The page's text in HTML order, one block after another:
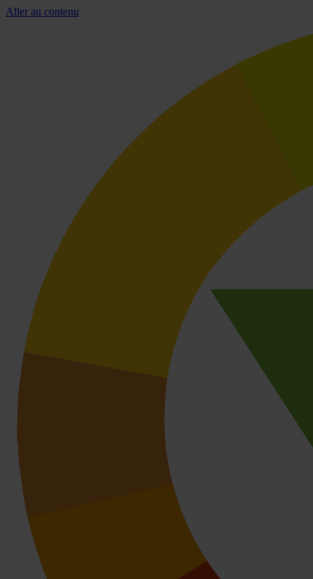
Aller au contenu